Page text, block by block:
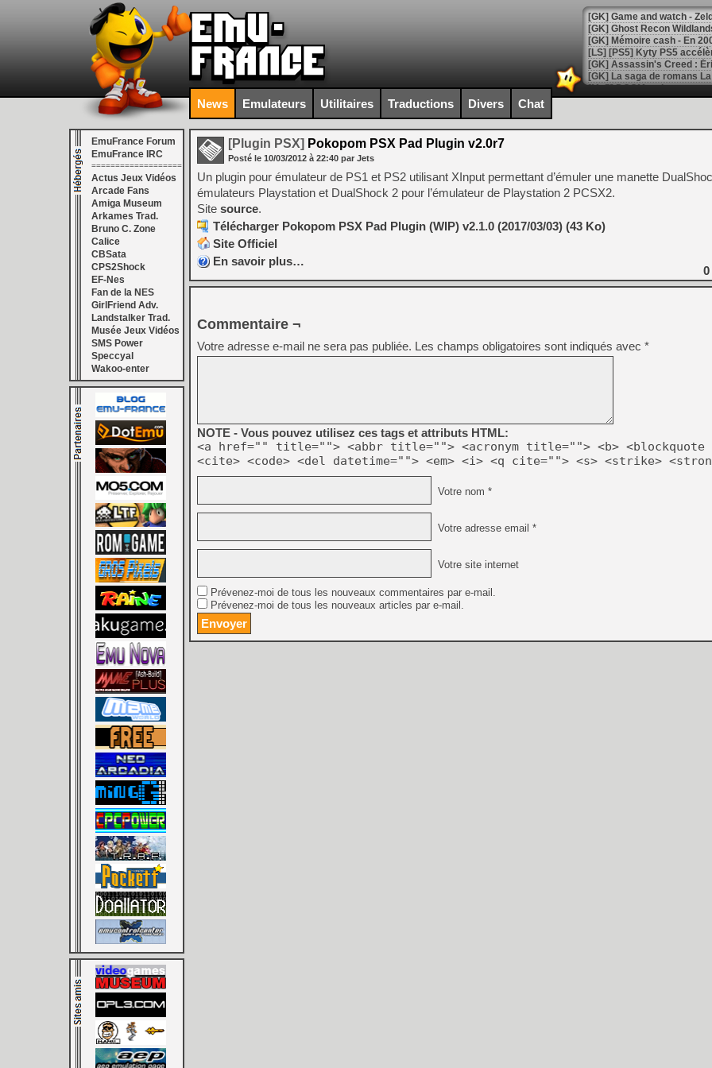
[Mo5] DOOM arrive en
[GK] Bethesda fête les 30
[GK] Roblox : l'action en
[GK] Agenda - GeForce
[GK] Devolver Digital en a
[LS] [PS5] ps5-y2jb-
[GK] Pourquoi Marvel
[GK] Test : Restory : Chill
[GK] GTA 6 : Rockstar
[GK] Hot Wheels Infinite
[GK] Mémoire cash -
[GK] Résultats Nintendo :
[GK] Déjà des
[Mo5] Brickboy cherche à
[GK] Minecraft et ses «
[GK] Beast of
[GK] Ubisoft : fin de partie
[GK] Mémoire cash -
[GK] Dan Houser (GTA)
[GK] Comment EA Sports
[GK] Crimson Moon : un
[GK] Isle of Reveries : le
[GK] Moonlighter 2 : The
[GK] Capcom relance
[Mo5] Deux inédits du
[GK] Le beat'em up The
[GK] Endless Legend 2 :
[LS] [PS5] Premiers
News Emulateurs Utilitaires Traductions Divers Chat
EmuFrance Forum
EmuFrance IRC
===================
Actus Jeux Vidéos
Arcade Fans
Amiga Museum
Arkames Trad.
Bruno C. Zone
Calice
CBSata
CPS2Shock
EF-Nes
Fan de la NES
GirlFriend Adv.
Landstalker Trad.
Musée Jeux Vidéos
SMS Power
Speccyal
Wakoo-enter
[Plugin PSX] Pokopom PSX Pad Plugin v2.0r7
Posté le 10/03/2012 à 22:40 par Jets
Un plugin pour émulateur de PS1 et PS2 utilisant XInput permettant d’émuler une manette
émulateurs Playstation et DualShock 2 pour l’émulateur de Playstation 2 PCSX2.
Site source.
Télécharger Pokopom PSX Pad Plugin (WIP) v2.1.0 (2017/03/03) (43 Ko)
Site Officiel
En savoir plus…
0
Commentaire ¬
Votre adresse e-mail ne sera pas publiée. Les champs obligatoires sont indiqués avec *
NOTE - Vous pouvez utilisez ces tags et attributs HTML:
<a href="" title=""> <abbr title=""> <acronym title=""> <b> <blockquote
<cite> <code> <del datetime=""> <em> <i> <q cite=""> <s> <strike>
Votre nom *
Votre adresse email *
Votre site internet
Prévenez-moi de tous les nouveaux commentaires par e-mail.
Prévenez-moi de tous les nouveaux articles par e-mail.